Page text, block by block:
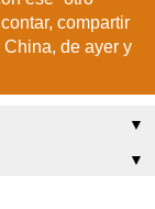
compartir
de ayer y
▼
▼